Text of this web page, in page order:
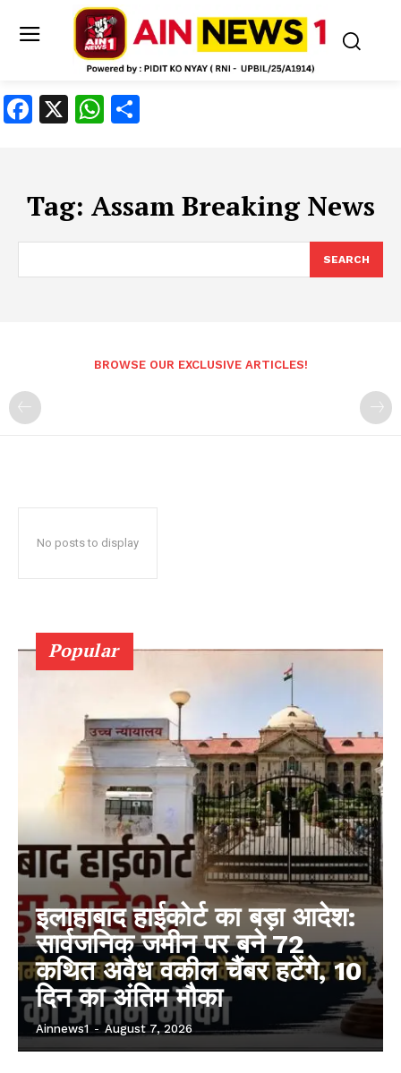
Facebook
X WhatsApp
Tag: Assam Breaking News
SEARCH
BROWSE OUR EXCLUSIVE ARTICLES!
No posts to display
Popular
इलाहाबाद हाईकोर्ट का बड़ा आदेश:
सार्वजनिक जमीन पर बने 72
कथित अवैध वकील चैंबर हटेंगे, 10
दिन का अंतिम मौका
Ainnews1 - August 7, 2026